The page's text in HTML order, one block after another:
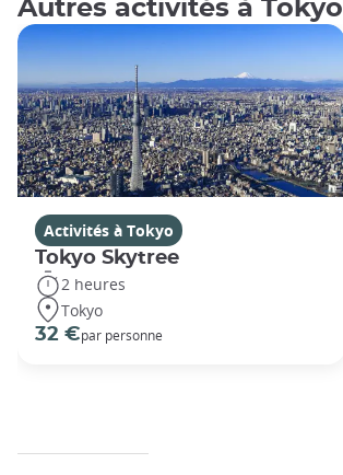
Autres activités à Tokyo
Activités à Tokyo
Tokyo Skytree
2 heures
Tokyo
32 €par personne